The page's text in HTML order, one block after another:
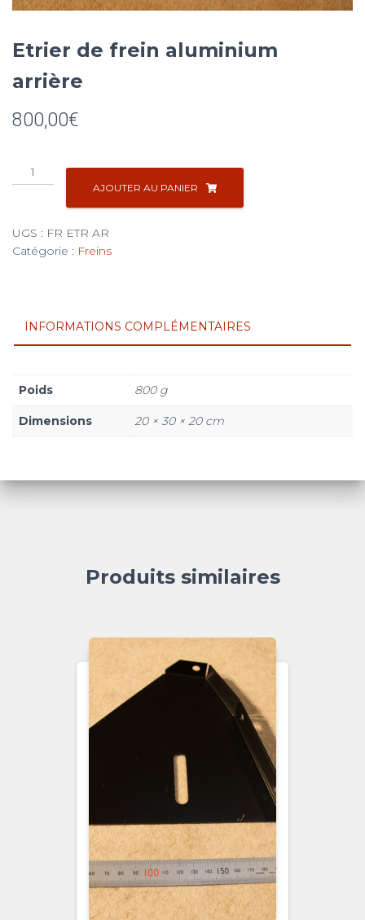
Etrier de frein aluminium
arrière
800,00€
quantité
de
frein
aluminium
AJOUTER AU PANIER
UGS : FR ETR AR
Catégorie : Freins
INFORMATIONS COMPLÉMENTAIRES
Poids 800 g
Dimensions 20 × 30 × 20 cm
Produits similaires